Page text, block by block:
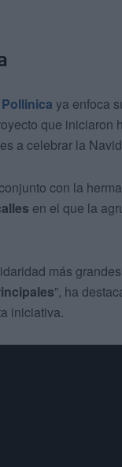
Pollinica ya enfoca
que iniciaron
a celebrar la
con la
en el que la
más
”, ha
iniciativa.